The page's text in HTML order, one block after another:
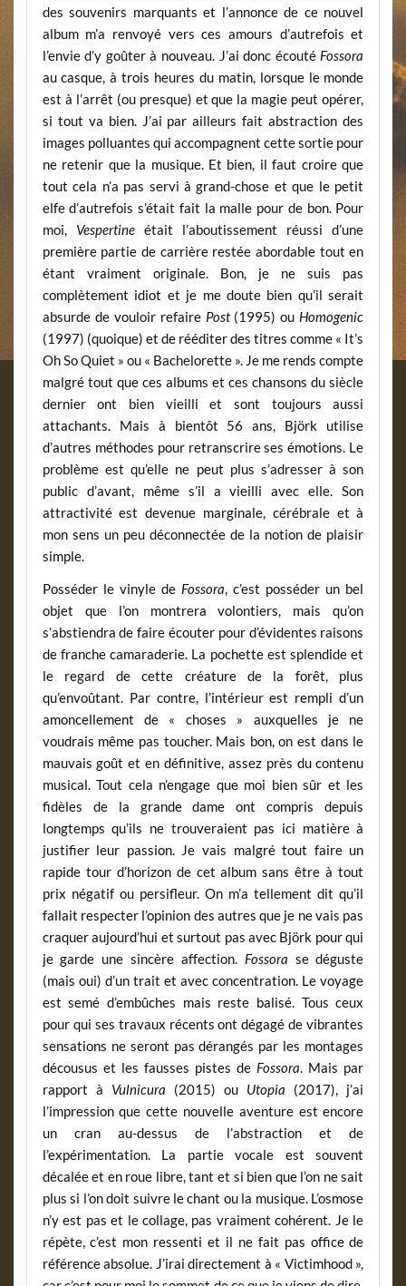
des souvenirs marquants et l’annonce de ce nouvel
album m’a renvoyé vers ces amours d’autrefois et
l’envie d’y goûter à nouveau. J’ai donc écouté Fossora
au casque, à trois heures du matin, lorsque le monde
est à l’arrêt (ou presque) et que la magie peut opérer,
si tout va bien. J’ai par ailleurs fait abstraction des
images polluantes qui accompagnent cette sortie pour
ne retenir que la musique. Et bien, il faut croire que
tout cela n’a pas servi à grand-chose et que le petit
elfe d’autrefois s’était fait la malle pour de bon. Pour
moi, Vespertineétait l’aboutissement réussi d’une
première partie de carrière restée abordable tout en
étant vraiment originale. Bon, je ne suis pas
complètement idiot et je me doute bien qu’il serait
absurde de vouloir refaire Post(1995) ou Homogenic
(1997) (quoique) et de rééditer des titres comme « It’s
Oh So Quiet » ou « Bachelorette ». Je me rends compte
malgré tout que ces albums et ces chansons du siècle
dernier ont bien vieilli et sont toujours aussi
attachants. Mais à bientôt 56 ans, Björk utilise
d’autres méthodes pour retranscrire ses émotions. Le
problème est qu’elle ne peut plus s’adresser à son
public d’avant, même s’il a vieilli avec elle. Son
attractivité est devenue marginale, cérébrale et à
mon sens un peu déconnectée de la notion de plaisir
simple.
Posséder le vinyle de Fossora, c’est posséder un bel
objet que l’on montrera volontiers, mais qu’on
s’abstiendra de faire écouter pour d’évidentes raisons
de franche camaraderie. La pochette est splendide et
le regard de cette créature de la forêt, plus
qu’envoûtant. Par contre, l’intérieur est rempli d’un
amoncellement de « choses » auxquelles je ne
voudrais même pas toucher. Mais bon, on est dans le
mauvais goût et en définitive, assez près du contenu
musical. Tout cela n’engage que moi bien sûr et les
fidèles de la grande dame ont compris depuis
longtemps qu’ils ne trouveraient pas ici matière à
justifier leur passion. Je vais malgré tout faire un
rapide tour d’horizon de cet album sans être à tout
prix négatif ou persifleur. On m’a tellement dit qu’il
fallait respecter l’opinion des autres que je ne vais pas
craquer aujourd’hui et surtout pas avec Björk pour qui
je garde une sincère affection. Fossora se déguste
(mais oui) d’un trait et avec concentration. Le voyage
est semé d’embûches mais reste balisé. Tous ceux
pour qui ses travaux récents ont dégagé de vibrantes
sensations ne seront pas dérangés par les montages
décousus et les fausses pistes de Fossora. Mais par
rapport à Vulnicura (2015) ou Utopia (2017), j’ai
l’impression que cette nouvelle aventure est encore
un cran au-dessus de l’abstraction et de
l’expérimentation. La partie vocale est souvent
décalée et en roue libre, tant et si bien que l’on ne sait
plus si l’on doit suivre le chant ou la musique. L’osmose
n’y est pas et le collage, pas vraiment cohérent. Je le
répète, c’est mon ressenti et il ne fait pas office de
référence absolue. J’irai directement à « Victimhood »,